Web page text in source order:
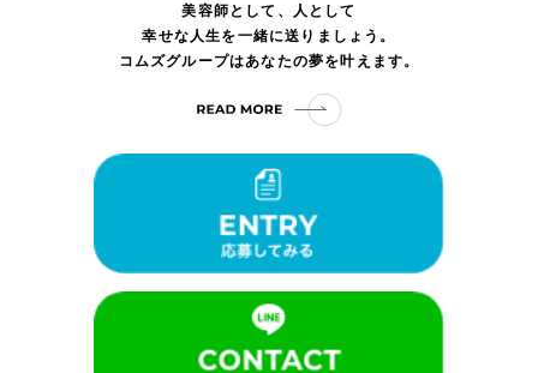
美容師として、人として
幸せな人生を一緒に送りましょう。
コムズグループはあなたの夢を叶えます。